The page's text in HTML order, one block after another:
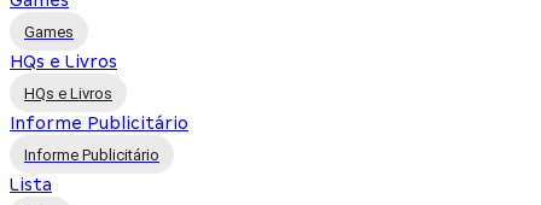
Games
HQs e Livros
HQs e Livros
Informe Publicitário
Informe Publicitário
Lista